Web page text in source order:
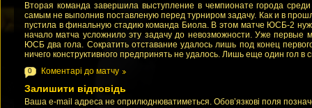
Вторая команда завершила выступление в чемпионате города
самым не выполнив поставленую перед турниром задачу. Как и в
пустила в финальную стадию команда Биола. В этом матче ЮСБ-2
начало матча усложнило эту задачу до невозможности. Уже первые
ЮСБ два гола. Сократить отставание удалось лишь под конец
ничего конструктивного предпринять не удалось. Лишь еще один гол в
0 Коментарі до матчу
Залишити відповідь
Ваша e-mail адреса не оприлюднюватиметься. Обов’язкові поля